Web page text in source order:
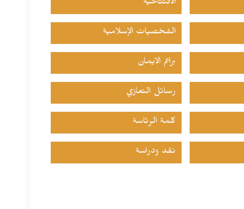
الافتتاحية
الشخصيات الإسلامية
براعم الايمان
رسائل التعازي
كلمة الرئاسة
نقد ودراسة